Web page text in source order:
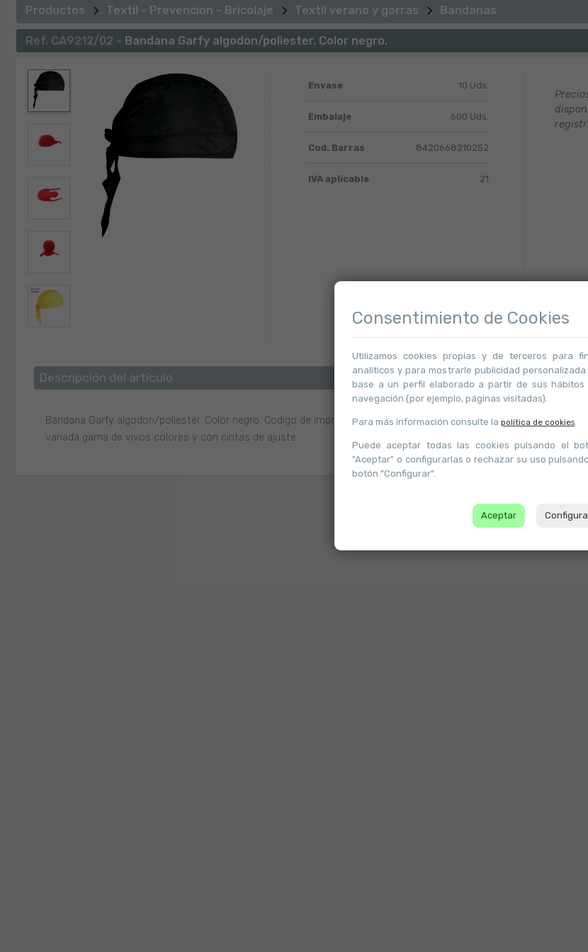
Productos Textil - Prevencion - Bricolaje Textil verano y gorras Bandanas
Ref. CA9212/02 - Bandana Garfy algodon/poliester. Color negro.
Envase 10 Uds.
Embalaje 600 Uds.
Cod. Barras 8420668210252
IVA aplicable 21
Descripción del artículo
Bandana Garfy algodon/poliester. Color negro. Codigo de impresion D(1), N(8), O. Bandana en suave combinación
variada gama de vivos colores y con cintas de ajuste.
Consentimiento de Cookies
Utilizamos cookies propias y de terceros para
analíticos y para mostrarle publicidad personalizada
base a un perfil elaborado a partir de sus hábitos
navegación (por ejemplo, páginas visitadas).
Para más información consulte la política de cookies.
Puede aceptar todas las cookies pulsando el
"Aceptar" o configurarlas o rechazar su uso
botón "Configurar".
Aceptar